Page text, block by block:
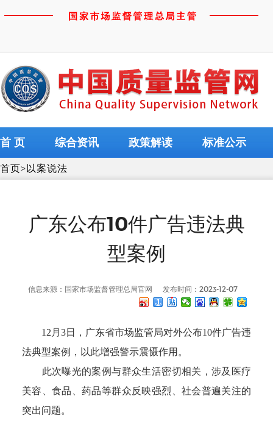
首 页 综合资讯 政策解读 标准公示
首页>以案说法
广东公布10件广告违法典
型案例
信息来源：国家市场监督管理总局官网 发布时间：2023-12-07
12月3日，广东省市场监管局对外公布10件广告违
法典型案例，以此增强警示震慑作用。
此次曝光的案例与群众生活密切相关，涉及医疗
美容、食品、药品等群众反映强烈、社会普遍关注的
突出问题。